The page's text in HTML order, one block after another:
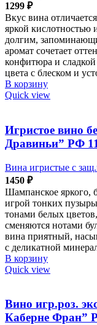
1299 ₽
Вкус вина
яркой кислотностью
долгим,
аромат сочетает
конфитюра и
цвета с блеском и
В корзину
Quick view
Игристое вино
Дравиньи” РФ
Вина игристые с
1450 ₽
Шампанское яркого,
игрой тонких
тонами белых
сменяются нотами
вина приятный,
с деликатной
В корзину
Quick view
Вино игр.роз.
Каберне Фран”